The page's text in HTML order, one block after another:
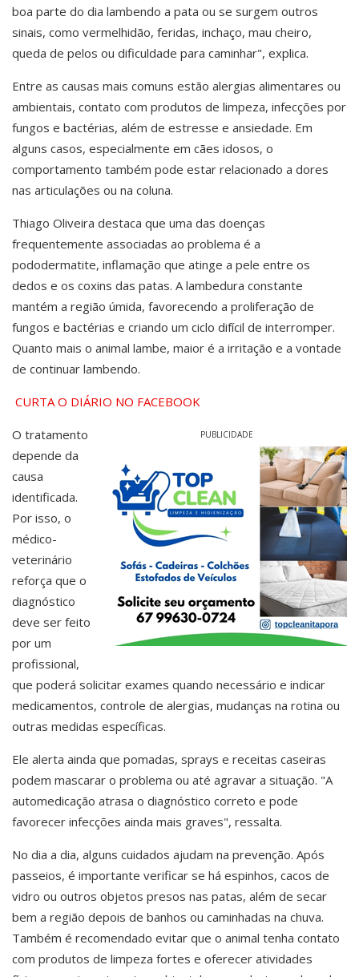
boa parte do dia lambendo a pata ou se surgem outros
sinais, como vermelhidão, feridas, inchaço, mau cheiro,
queda de pelos ou dificuldade para caminhar", explica.
Entre as causas mais comuns estão alergias alimentares ou
ambientais, contato com produtos de limpeza, infecções por
fungos e bactérias, além de estresse e ansiedade. Em
alguns casos, especialmente em cães idosos, o
comportamento também pode estar relacionado a dores
nas articulações ou na coluna.
Thiago Oliveira destaca que uma das doenças
frequentemente associadas ao problema é a
pododermatite, inflamação que atinge a pele entre os
dedos e os coxins das patas. A lambedura constante
mantém a região úmida, favorecendo a proliferação de
fungos e bactérias e criando um ciclo difícil de interromper.
Quanto mais o animal lambe, maior é a irritação e a vontade
de continuar lambendo.
CURTA O DIÁRIO NO FACEBOOK
PUBLICIDADE
O tratamento
depende da
causa
identificada.
Por isso, o
médico-
veterinário
reforça que o
diagnóstico
deve ser feito
por um
profissional,
que poderá solicitar exames quando necessário e indicar
medicamentos, controle de alergias, mudanças na rotina ou
outras medidas específicas.
Ele alerta ainda que pomadas, sprays e receitas caseiras
podem mascarar o problema ou até agravar a situação. "A
automedicação atrasa o diagnóstico correto e pode
favorecer infecções ainda mais graves", ressalta.
No dia a dia, alguns cuidados ajudam na prevenção. Após
passeios, é importante verificar se há espinhos, cacos de
vidro ou outros objetos presos nas patas, além de secar
bem a região depois de banhos ou caminhadas na chuva.
Também é recomendado evitar que o animal tenha contato
com produtos de limpeza fortes e oferecer atividades